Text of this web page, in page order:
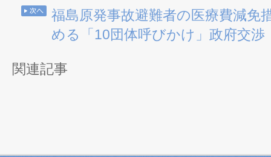
福島原発事故避難者の医療費減免
める「10団体呼びかけ」政府交渉
関連記事